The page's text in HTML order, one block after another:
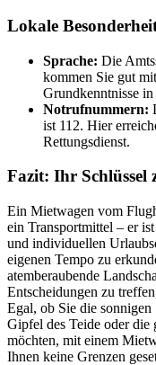
Lokale
Sprache: Die
kommen Sie gut
Grundkenntnisse
Notrufnummern:
ist 112. Hier
Rettungsdienst.
Fazit: Ihr Schlüssel
Ein Mietwagen vom
ein Transportmittel – er
und individuellen
eigenen Tempo zu
atemberaubende
Entscheidungen zu
Egal, ob Sie die sonnigen
Gipfel des Teide oder die
möchten, mit einem
Ihnen keine Grenzen